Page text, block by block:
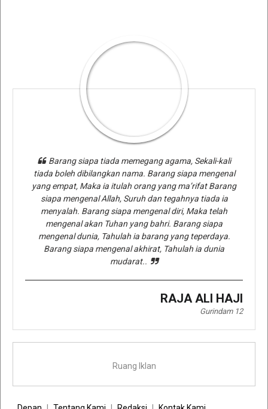
Barang siapa tiada memegang agama, Sekali-kali
tiada boleh dibilangkan nama. Barang siapa mengenal
yang empat, Maka ia itulah orang yang ma’rifat Barang
siapa mengenal Allah, Suruh dan tegahnya tiada ia
menyalah. Barang siapa mengenal diri, Maka telah
mengenal akan Tuhan yang bahri. Barang siapa
mengenal dunia, Tahulah ia barang yang teperdaya.
Barang siapa mengenal akhirat, Tahulah ia dunia
mudarat..
RAJA ALI HAJI
Gurindam 12
Ruang Iklan